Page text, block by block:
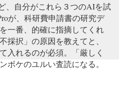
、自分がこれら３つのAIを試
が、科研費申請書の研究デ
一番、的確に指摘してくれ
採択」の原因を教えてと、
入れるのが必須。「厳しく
ボケのユルい査読になる。